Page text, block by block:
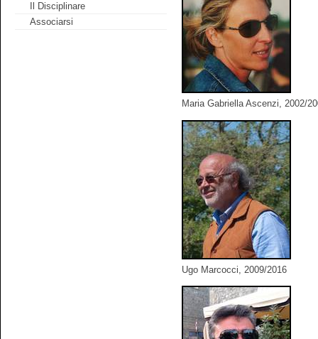
Il Disciplinare
Associarsi
Maria Gabriella Ascenzi, 2002/
Ugo Marcocci, 2009/2016